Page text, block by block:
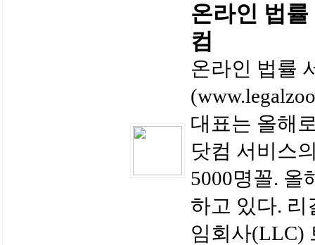
온라인 법
컴
온라인 법률
대표는 올해
닷컴 서비스
5000명꼴. 올
하고 있다.
임회사(LLC)